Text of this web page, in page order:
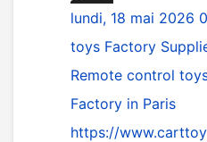
lundi, 18 mai 2026
toys Factory
Remote control
Factory in Paris
https://